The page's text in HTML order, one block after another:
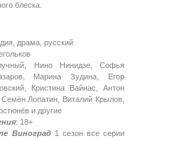
блеска.
драма, русский
Нино Нинидзе, Софья
Марина Зудина, Егор
Кристина Вайнас, Антон
Лопатин, Виталий Крылов,
и другие
: 18+
Виноград1 сезон все серии